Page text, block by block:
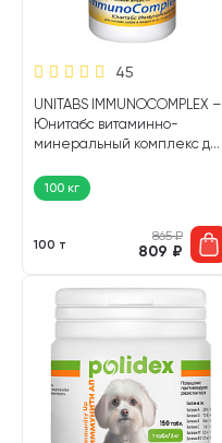
45
UNITABS IMMUNOCOMPLEX –
Юнитабс витаминно-
минеральный комплекс для
укрепления иммунитета с
Q10 (100 т)
100 кг
100 т
865₽
809 ₽